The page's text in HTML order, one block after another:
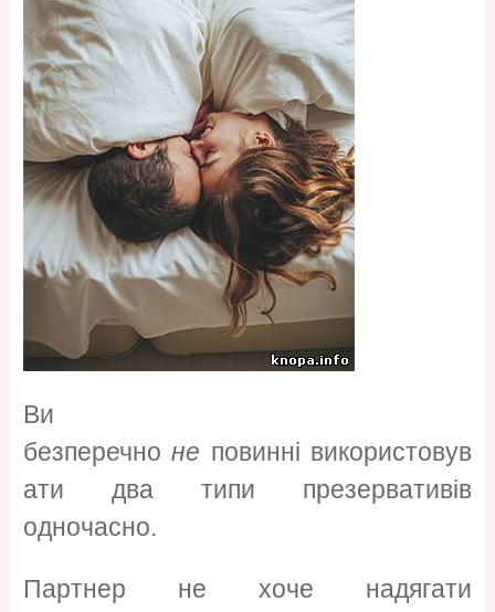
Ви
безперечноне повинні використовув
ати два типи презервативів
одночасно.
Партнер не хоче надягати